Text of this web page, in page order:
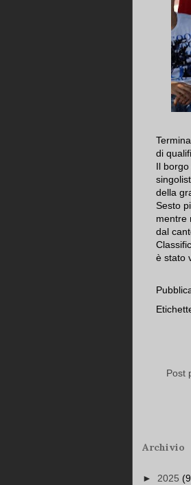
di
Il
della
Sesto
mentre
dal
è stato
Post
Archivio
► 2025